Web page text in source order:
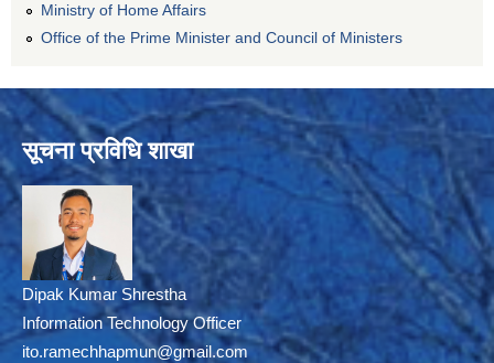
Ministry of Home Affairs
Office of the Prime Minister and Council of Ministers
सूचना प्रविधि शाखा
Dipak Kumar Shrestha
Information Technology Officer
ito.ramechhapmun@gmail.com